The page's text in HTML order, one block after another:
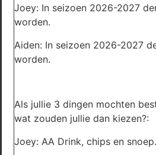
Joey: In seizoen 2026-2027
worden.
Aiden: In seizoen 2026-2027
worden.
Als jullie 3 dingen mochten
wat zouden jullie dan kiezen?:
Joey: AA Drink, chips en snoep.